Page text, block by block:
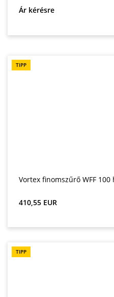
Ár kérésre
TIPP
Vortex finomszűrő WFF
Normál ár:
410,55 EUR
TIPP